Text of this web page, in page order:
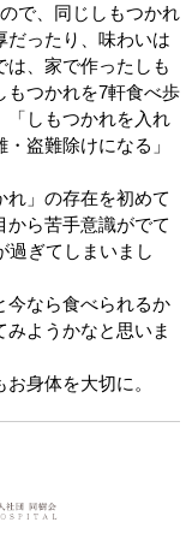
で、同じしもつかれ
だったり、味わいは
は、家で作ったしも
もつかれを7軒食べ歩
「しもつかれを入れ
盗難除けになる」
」の存在を初めて
ら苦手意識がでて
過ぎてしまいまし
なら食べられるか
ようかなと思いま
身体を大切に。